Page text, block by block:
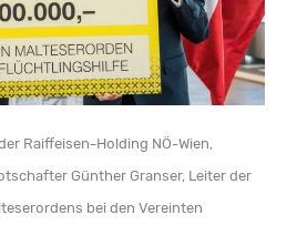
Raiffeisen-Holding NÖ-Wien,
Günther Granser, Leiter der
bei den Vereinten